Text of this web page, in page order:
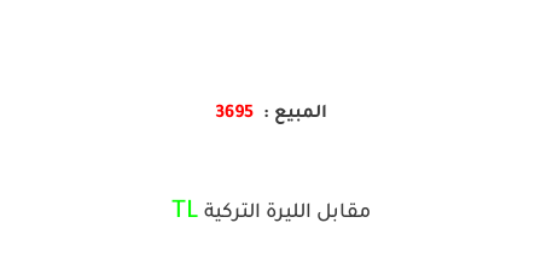
المبيع :3695
مقابل الليرة التركية TL